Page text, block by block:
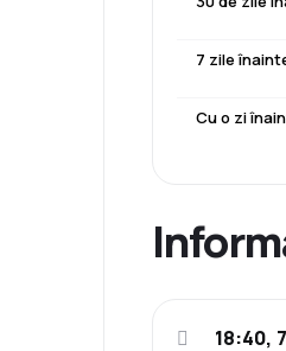
7 zile
Cu o zi
18:40,